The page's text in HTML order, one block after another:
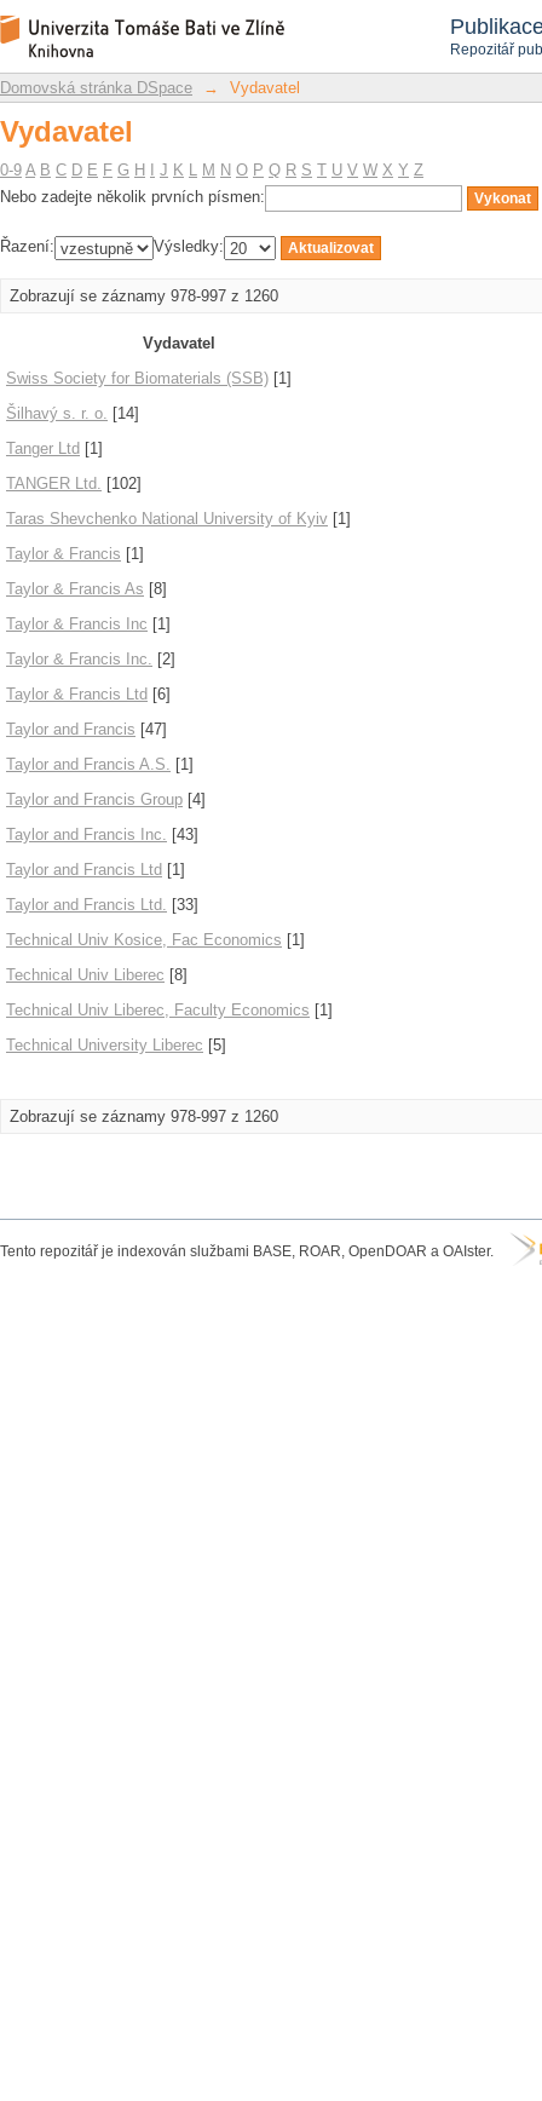
Repozitář
Vydavatel
Repozitář DSpace/Manakin
Domovská stránka DSpace → Vydavatel
Vydavatel
0-9 A B C D E F G H J K L M N O P Q R S T U V W X Y Z
Nebo zadejte několik prvních písmen:
Řazení: Výsledky:
Zobrazují se záznamy 978-997 z 1260
Vydavatel
Swiss Society for Biomaterials (SSB) [1]
Šilhavý s. r. o. [14]
Tanger Ltd [1]
TANGER Ltd. [102]
Taras Shevchenko National University of Kyiv [1]
Taylor & Francis [1]
Taylor & Francis As [8]
Taylor & Francis Inc [1]
Taylor & Francis Inc. [2]
Taylor & Francis Ltd [6]
Taylor and Francis [47]
Taylor and Francis A.S. [1]
Taylor and Francis Group [4]
Taylor and Francis Inc. [43]
Taylor and Francis Ltd [1]
Taylor and Francis Ltd. [33]
Technical Univ Kosice, Fac Economics [1]
Technical Univ Liberec [8]
Technical Univ Liberec, Faculty Economics [1]
Technical University Liberec [5]
Zobrazují se záznamy 978-997 z 1260
Tento repozitář je indexován službami BASE, ROAR, OpenDOAR a OAIster.